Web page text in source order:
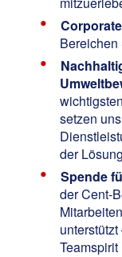
setzen
der
Spende
der Cent-